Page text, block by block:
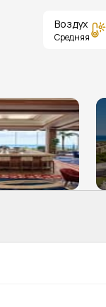
Воздух
Средняя